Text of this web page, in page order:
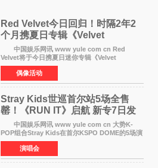
Red Velvet今日回归！时隔2年2
个月携夏日专辑《Velvet
Summer》重启完整体活动
中国娱乐网讯 www yule com cn Red
Velvet将于今日携夏日迷你专辑《Velvet
Summer》时隔2年2个月重启完整体活动。这张
于8月3日发行的专辑，主打柔和成熟氛围的夏日
音乐，收录了成员们想着
偶像活动
Stray Kids世巡首尔站5场全售
罄！《RUN IT》启航 新专7日发
中国娱乐网讯 www yule com cn 大势K-
POP组合Stray Kids在首尔KSPO DOME的5场演
唱会全部售罄，为新世界巡演拉开序幕。据所属
社JYP娱乐透露，Stray Kids于上月25至26日、
29日及本月1至2日
演唱会